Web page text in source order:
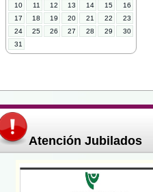
10
11 12 13 14 15
16
17
18 19 20 21 22
23
24
25 26 27 28 29
30
31
Atención Jubilados